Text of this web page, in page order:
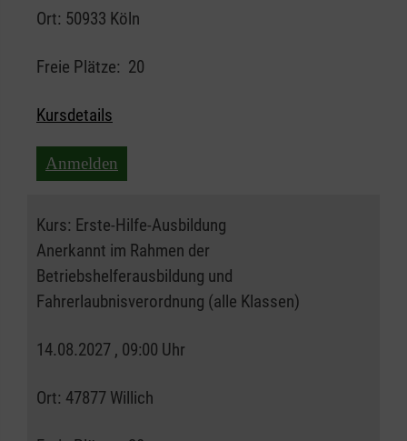
Ort: 50933 Köln
Freie Plätze: 20
Kursdetails
Anmelden
Kurs: Erste-Hilfe-Ausbildung
Anerkannt im Rahmen der
Betriebshelferausbildung und
Fahrerlaubnisverordnung (alle Klassen)
14.08.2027 , 09:00 Uhr
Ort: 47877 Willich